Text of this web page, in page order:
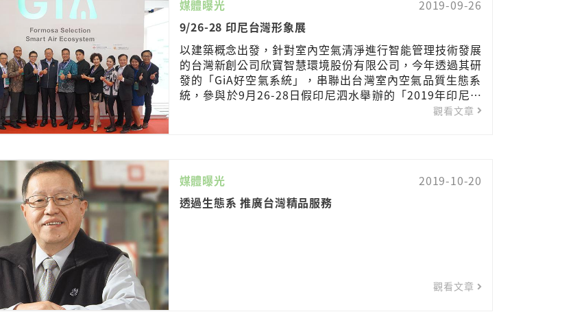
媒體曝光
2019-09-26
9/26-28 印尼台灣形象展
以建築概念出發，針對室內空氣清淨進行智能管理技術發展
的台灣新創公司欣寶智慧環境股份有限公司，今年透過其研
發的「GiA好空氣系統」，串聯出台灣室內空氣品質生態系
統，參與於9月26-28日假印尼泗水舉辦的「2019年印尼臺
灣形象展 TAIWAN EXPO 2019 in Indonesia」，藉由結合
觀看文章
媒體曝光
2019-10-20
透過生態系 推廣台灣精品服務
觀看文章